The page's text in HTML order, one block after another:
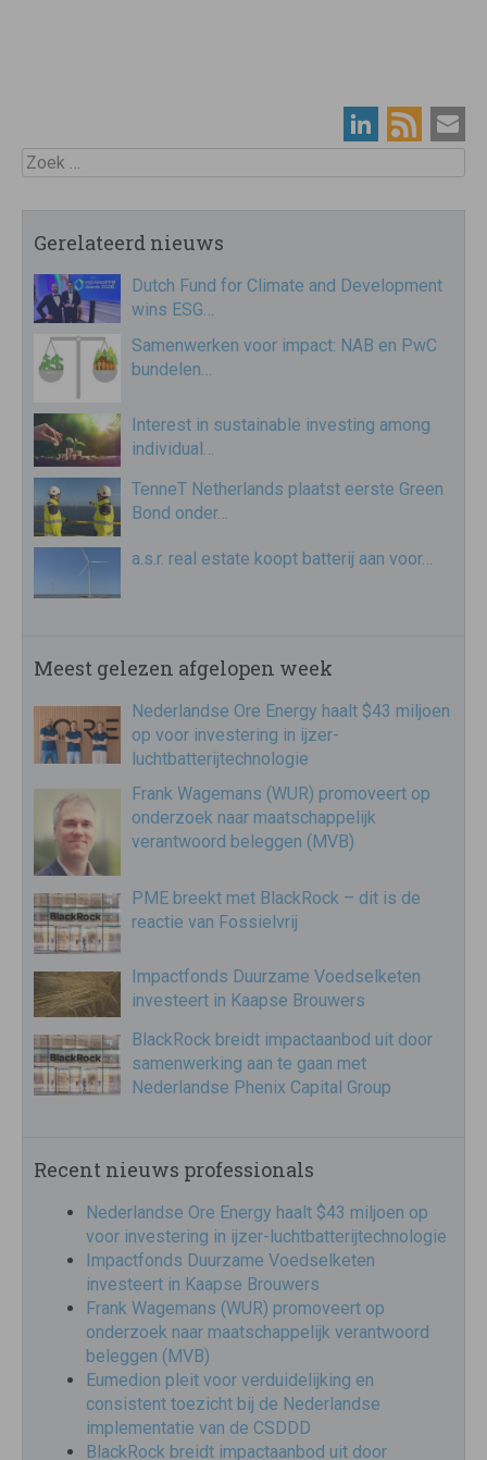
Zoek
Gerelateerd nieuws
Dutch Fund for Climate and Development
wins ESG…
Samenwerken voor impact: NAB en PwC
bundelen…
Interest in sustainable investing among
individual…
TenneT Netherlands plaatst eerste Green
Bond onder…
a.s.r. real estate koopt batterij aan voor…
Meest gelezen afgelopen week
Nederlandse Ore Energy haalt $43 miljoen
op voor investering in ijzer-
luchtbatterijtechnologie
Frank Wagemans (WUR) promoveert op
onderzoek naar maatschappelijk
verantwoord beleggen (MVB)
PME breekt met BlackRock – dit is de
reactie van Fossielvrij
Impactfonds Duurzame Voedselketen
investeert in Kaapse Brouwers
BlackRock breidt impactaanbod uit door
samenwerking aan te gaan met
Nederlandse Phenix Capital Group
Recent nieuws professionals
Nederlandse Ore Energy haalt $43 miljoen op
voor investering in ijzer-luchtbatterijtechnologie
Impactfonds Duurzame Voedselketen
investeert in Kaapse Brouwers
Frank Wagemans (WUR) promoveert op
onderzoek naar maatschappelijk verantwoord
beleggen (MVB)
Eumedion pleit voor verduidelijking en
consistent toezicht bij de Nederlandse
implementatie van de CSDDD
BlackRock breidt impactaanbod uit door